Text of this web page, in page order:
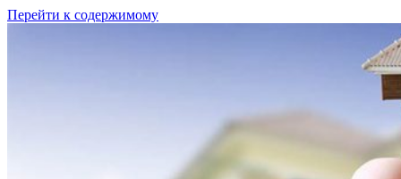
Перейти к содержимому